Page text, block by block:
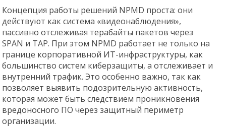
Концепция работы решений NPMD проста: они
действуют как система «видеонаблюдения»,
пассивно отслеживая терабайты пакетов через
SPAN и TAP. При этом NPMD работает не только на
границе корпоративной ИТ-инфраструктуры, как
большинство систем киберзащиты, а отслеживает и
внутренний трафик. Это особенно важно, так как
позволяет выявить подозрительную активность,
которая может быть следствием проникновения
вредоносного ПО через защитный периметр
организации.